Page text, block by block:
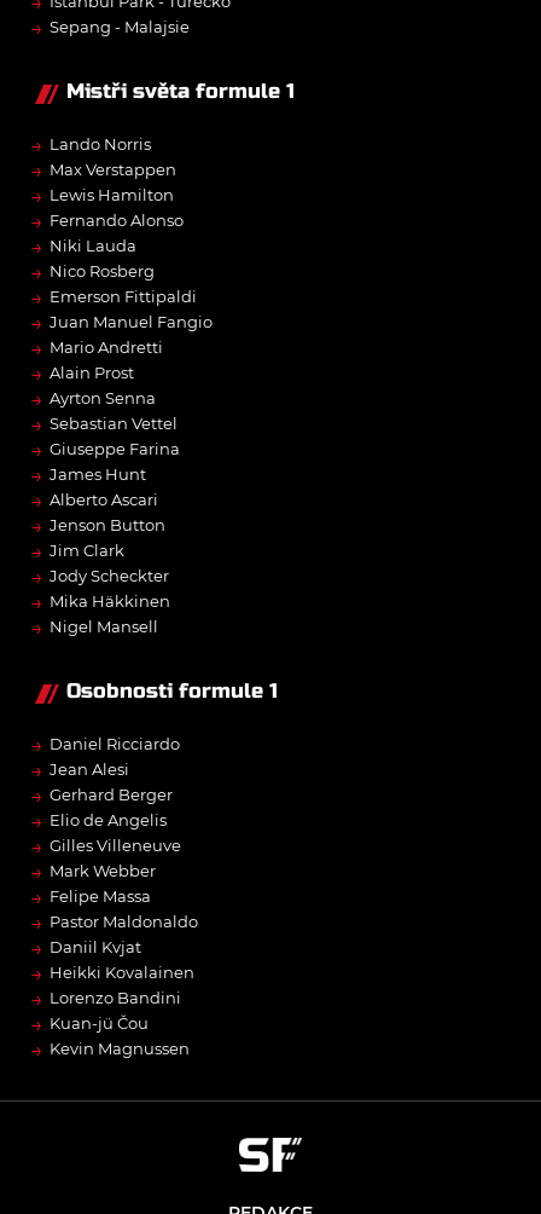
→ Sepang - Malajsie
Mistři světa formule 1
→ Lando Norris
→ Max Verstappen
→ Lewis Hamilton
→ Fernando Alonso
→ Niki Lauda
→ Nico Rosberg
→ Emerson Fittipaldi
→ Juan Manuel Fangio
→ Mario Andretti
→ Alain Prost
→ Ayrton Senna
→ Sebastian Vettel
→ Giuseppe Farina
→ James Hunt
→ Alberto Ascari
→ Jenson Button
→ Jim Clark
→ Jody Scheckter
→ Mika Häkkinen
→ Nigel Mansell
Osobnosti formule 1
→ Daniel Ricciardo
→ Jean Alesi
→ Gerhard Berger
→ Elio de Angelis
→ Gilles Villeneuve
→ Mark Webber
→ Felipe Massa
→ Pastor Maldonaldo
→ Daniil Kvjat
→ Heikki Kovalainen
→ Lorenzo Bandini
→ Kuan-jü Čou
→ Kevin Magnussen